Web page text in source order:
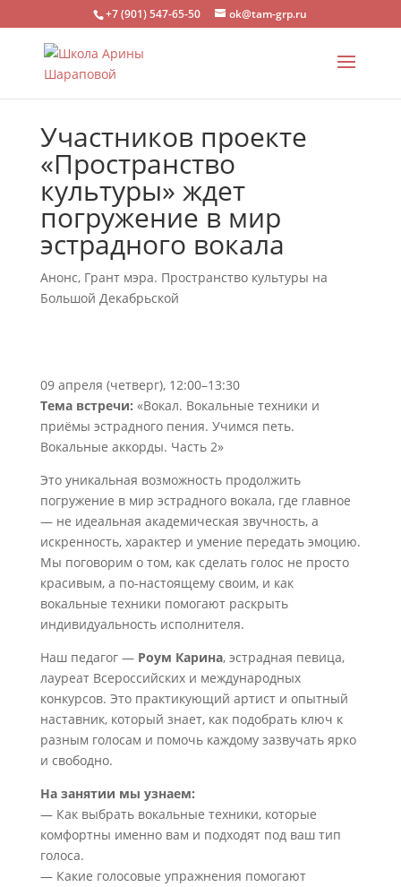
+7 (901) 547-65-50 ok@tam-grp.ru
Участников проекте
«Пространство
культуры» ждет
погружение в мир
эстрадного вокала
Анонс, Грант мэра. Пространство культуры на
Большой Декабрьской
09 апреля (четверг), 12:00–13:30
Тема встречи: «Вокал. Вокальные техники и
приёмы эстрадного пения. Учимся петь.
Вокальные аккорды. Часть 2»
Это уникальная возможность продолжить
погружение в мир эстрадного вокала, где главное
— не идеальная академическая звучность, а
искренность, характер и умение передать эмоцию.
Мы поговорим о том, как сделать голос не просто
красивым, а по-настоящему своим, и как
вокальные техники помогают раскрыть
индивидуальность исполнителя.
Наш педагог — Роум Карина, эстрадная певица,
лауреат Всероссийских и международных
конкурсов. Это практикующий артист и опытный
наставник, который знает, как подобрать ключ к
разным голосам и помочь каждому зазвучать ярко
и свободно.
На занятии мы узнаем:
— Как выбрать вокальные техники, которые
комфортны именно вам и подходят под ваш тип
голоса.
— Какие голосовые упражнения помогают